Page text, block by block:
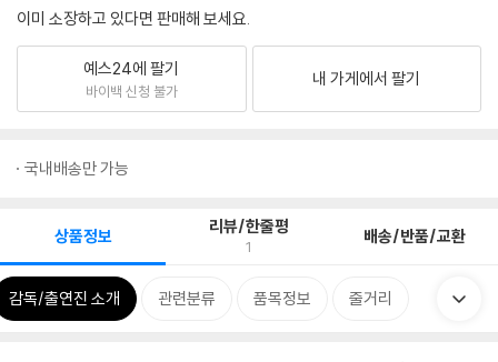
이미 소장하고 있다면 판매해 보세요.
예스24에 팔기
바이백 신청 불가
내 가게에서 팔기
국내배송만 가능
상품정보 리뷰/한줄평
1 배송/반품/교환
감독/출연진 소개 관련분류 품목정보 줄거리